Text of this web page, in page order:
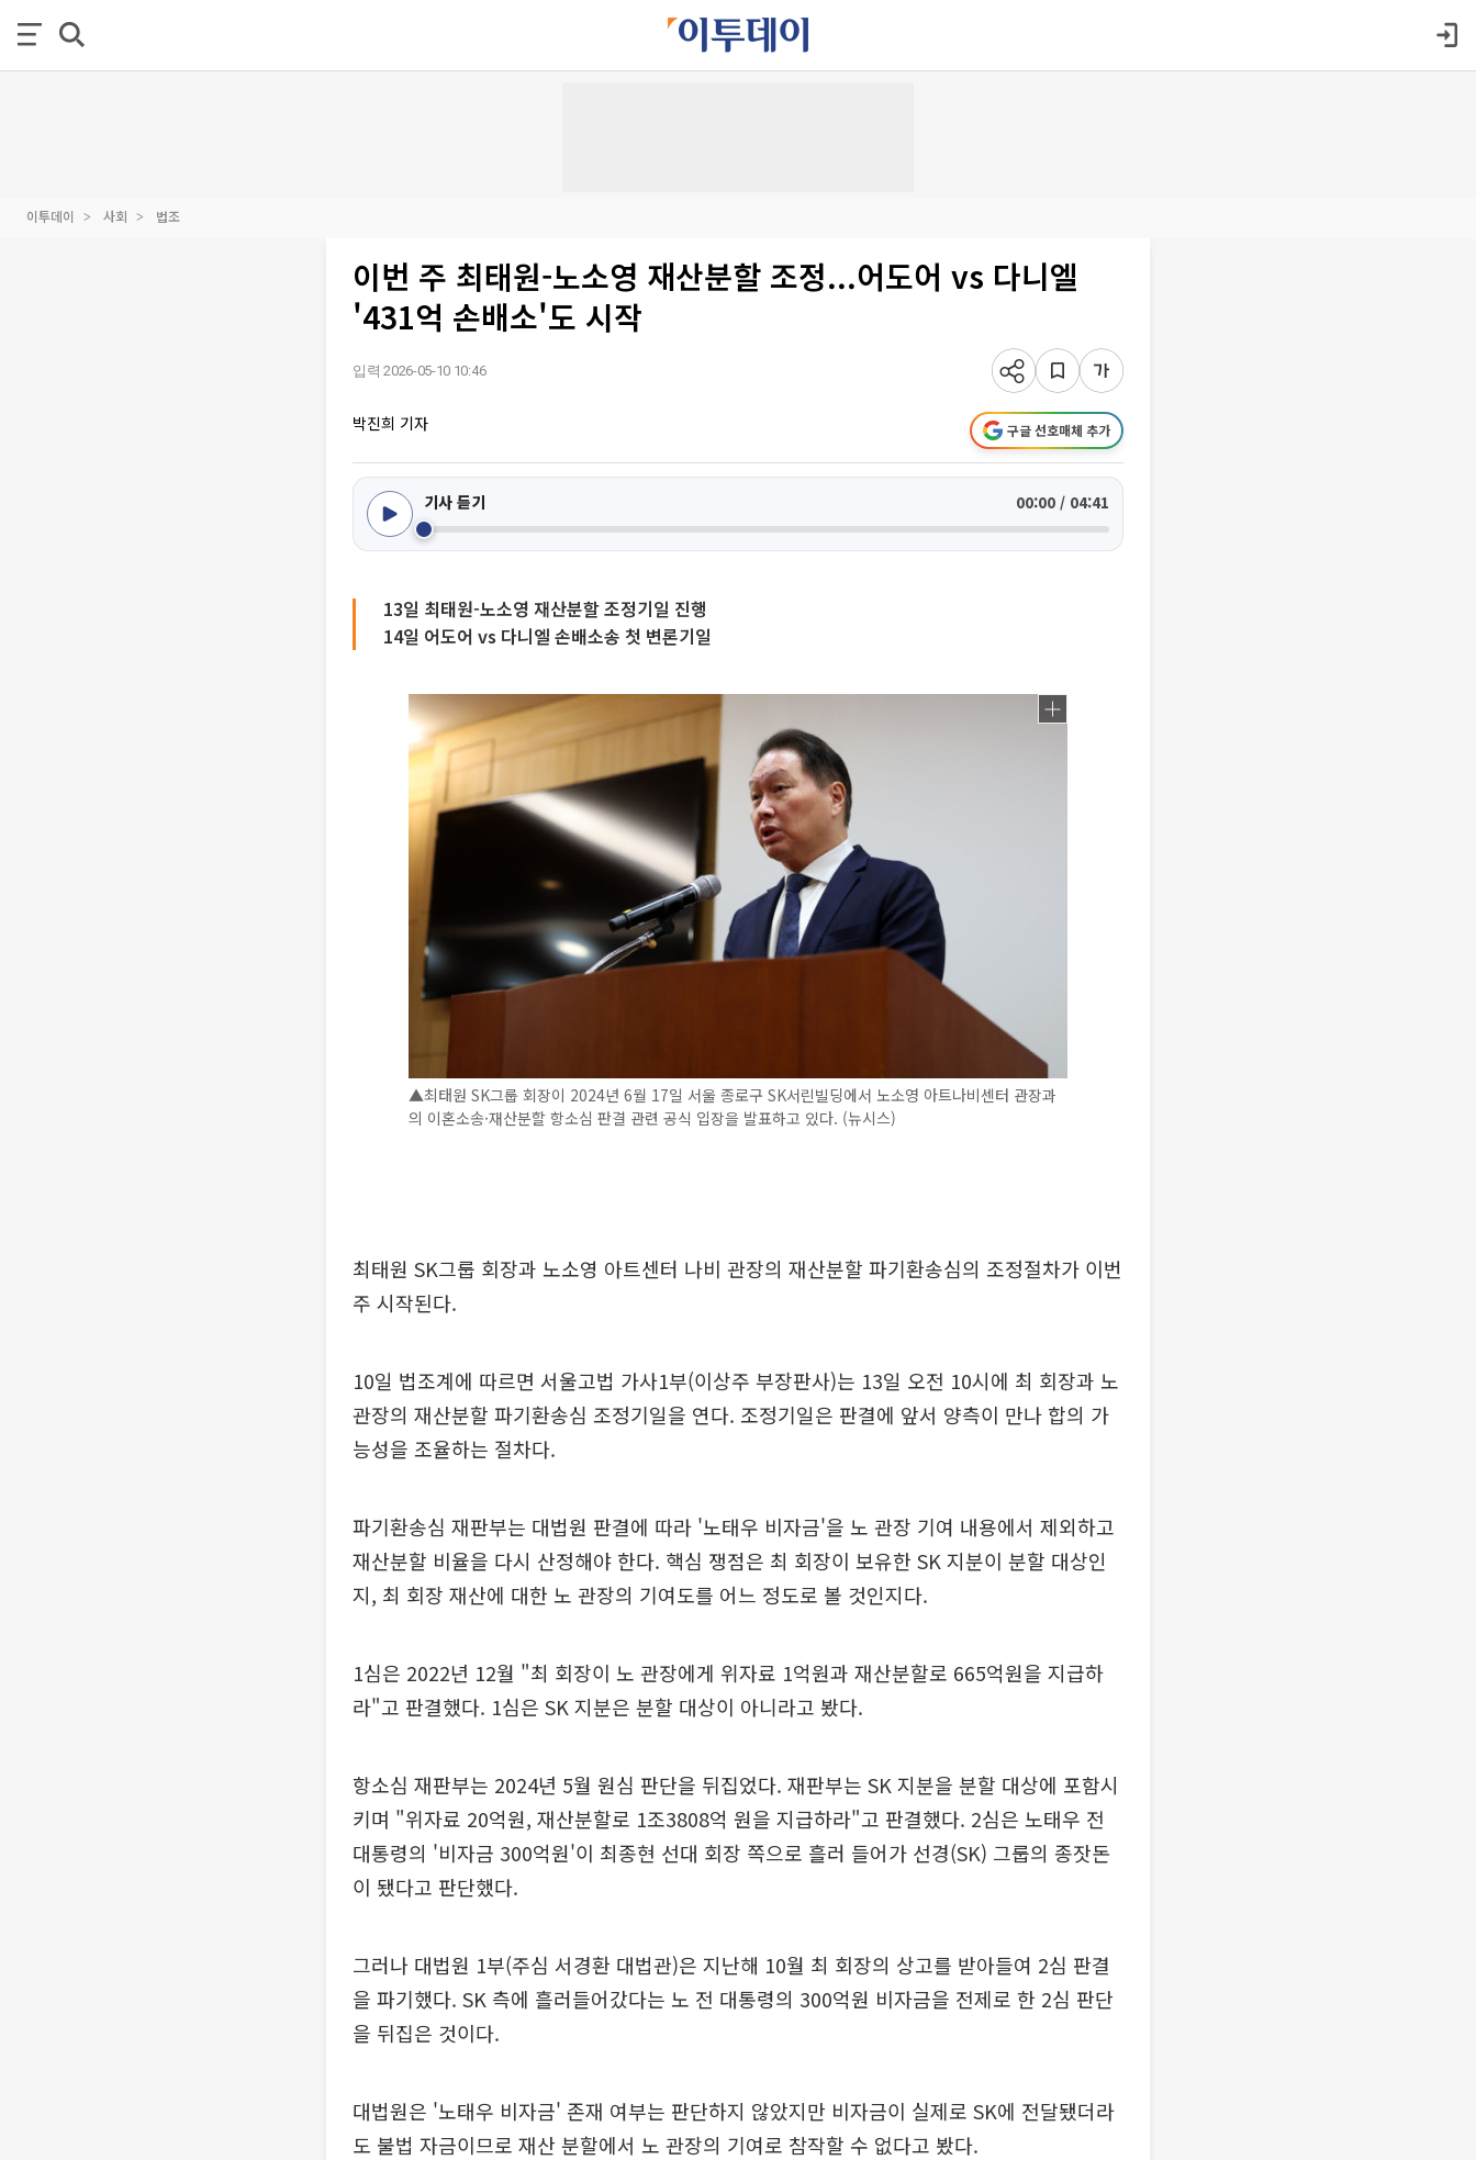
이투데이 사회 법조
이번 주 최태원-노소영 재산분할 조정...어도어 vs 다니엘
'431억 손배소'도 시작
입력 2026-05-10 10:46
박진희 기자 구글 선호매체 추가
기사 듣기 00:00 / 04:41
13일 최태원-노소영 재산분할 조정기일 진행
14일 어도어 vs 다니엘 손배소송 첫 변론기일
▲최태원 SK그룹 회장이 2024년 6월 17일 서울 종로구 SK서린빌딩에서 노소영 아트나비센터 관장과
의 이혼소송·재산분할 항소심 판결 관련 공식 입장을 발표하고 있다. (뉴시스)
최태원 SK그룹 회장과 노소영 아트센터 나비 관장의 재산분할 파기환송심의 조정절차가 이번
주 시작된다.
10일 법조계에 따르면 서울고법 가사1부(이상주 부장판사)는 13일 오전 10시에 최 회장과 노
관장의 재산분할 파기환송심 조정기일을 연다. 조정기일은 판결에 앞서 양측이 만나 합의 가
능성을 조율하는 절차다.
파기환송심 재판부는 대법원 판결에 따라 '노태우 비자금'을 노 관장 기여 내용에서 제외하고
재산분할 비율을 다시 산정해야 한다. 핵심 쟁점은 최 회장이 보유한 SK 지분이 분할 대상인
지, 최 회장 재산에 대한 노 관장의 기여도를 어느 정도로 볼 것인지다.
1심은 2022년 12월 "최 회장이 노 관장에게 위자료 1억원과 재산분할로 665억원을 지급하
라"고 판결했다. 1심은 SK 지분은 분할 대상이 아니라고 봤다.
항소심 재판부는 2024년 5월 원심 판단을 뒤집었다. 재판부는 SK 지분을 분할 대상에 포함시
키며 "위자료 20억원, 재산분할로 1조3808억 원을 지급하라"고 판결했다. 2심은 노태우 전
대통령의 '비자금 300억원'이 최종현 선대 회장 쪽으로 흘러 들어가 선경(SK) 그룹의 종잣돈
이 됐다고 판단했다.
그러나 대법원 1부(주심 서경환 대법관)은 지난해 10월 최 회장의 상고를 받아들여 2심 판결
을 파기했다. SK 측에 흘러들어갔다는 노 전 대통령의 300억원 비자금을 전제로 한 2심 판단
을 뒤집은 것이다.
대법원은 '노태우 비자금' 존재 여부는 판단하지 않았지만 비자금이 실제로 SK에 전달됐더라
도 불법 자금이므로 재산 분할에서 노 관장의 기여로 참작할 수 없다고 봤다.